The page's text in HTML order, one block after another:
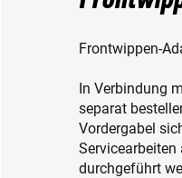
Frontwippen-
In Verbindung
separat
Vordergabel
durchgeführt